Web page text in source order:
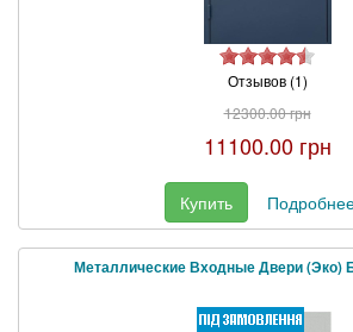
Отзывов (1)
12300.00 грн
11100.00 грн
Купить
Металлические Входные Двери (Эко)